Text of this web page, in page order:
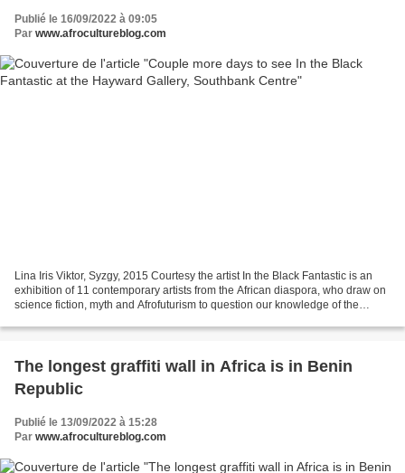
Publié le 16/09/2022 à 09:05
Par www.afrocultureblog.com
Lina Iris Viktor, Syzgy, 2015 Courtesy the artist In the Black Fantastic is an
exhibition of 11 contemporary artists from the African diaspora, who draw on
science fiction, myth and Afrofuturism to question our knowledge of the
The longest graffiti wall in Africa is in Benin
Republic
Publié le 13/09/2022 à 15:28
Par www.afrocultureblog.com